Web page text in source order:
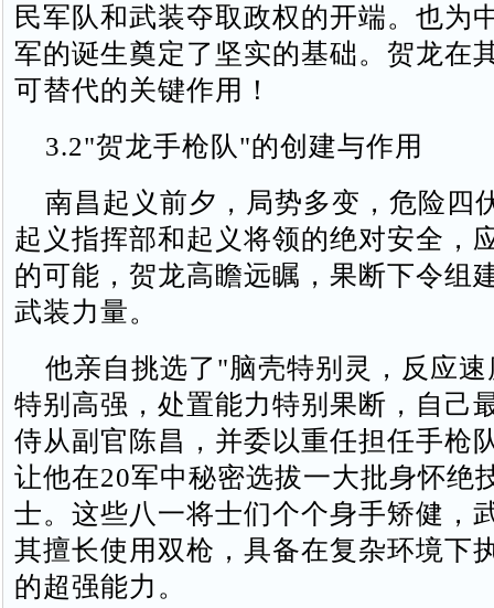
民军队和武装夺取政权的开端。也为
军的诞生奠定了坚实的基础。贺龙在
可替代的关键作用！
3.2"贺龙手枪队"的创建与作用
南昌起义前夕，局势多变，危险四
起义指挥部和起义将领的绝对安全，
的可能，贺龙高瞻远瞩，果断下令组
武装力量。
他亲自挑选了"脑壳特别灵，反应速
特别高强，处置能力特别果断，自己
侍从副官陈昌，并委以重任担任手枪
让他在20军中秘密选拔一大批身怀绝
士。这些八一将士们个个身手矫健，
其擅长使用双枪，具备在复杂环境下
的超强能力。